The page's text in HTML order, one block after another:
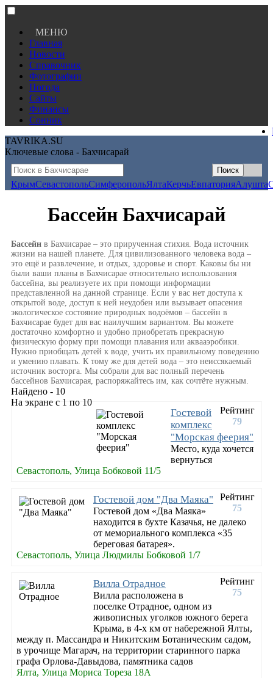
МЕНЮ
Главная
Новости
Справочник
Фотографии
Погода
Сайты
Финансы
Сонник
TAVRIKA.SU
Ключевые слова - Бахчисарай
КрымСевастопольСимферопольЯлтаКерчьЕвпаторияАлушта
Бассейн Бахчисарай
Бассейн в Бахчисарае – это прирученная стихия. Вода источник
жизни на нашей планете. Для цивилизованного человека вода –
это ещё и развлечение, и отдых, здоровье и спорт. Каковы бы ни
были ваши планы в Бахчисарае относительно использования
бассейна, вы реализуете их при помощи информации
представленной на данной странице. Если у вас нет доступа к
открытой воде, доступ к ней неудобен или вызывает опасения
экологическое состояние природных водоёмов – бассейн в
Бахчисарае будет для вас наилучшим вариантом. Вы можете
достаточно комфортно и удобно приобретать прекрасную
физическую форму при помощи плавания или аквааэробики.
Нужно приобщать детей к воде, учить их правильному поведению
и умению плавать. К тому же для детей вода – это неиссякаемый
источник восторга. Мы собрали для вас полный перечень
бассейнов Бахчисарая, распоряжайтесь им, как сочтёте нужным.
Найдено - 10
На экране с 1 по 10
Рейтинг
79
Гостевой
комплекс
"Морская феерия"
Место, куда хочется
вернуться
Севастополь, Улица Бобковой 11/5
Рейтинг
75
Гостевой дом "Два Маяка"
Гостевой дом «Два Маяка»
находится в бухте Казачья, не далеко
от мемориального комплекса «35
береговая батарея».
Севастополь, Улица Людмилы Бобковой 1/7
Рейтинг
75
Вилла Отрадное
Вилла расположена в
поселке Отрадное, одном из
живописных уголков южного берега
Крыма, в 4-х км от набережной Ялты,
между п. Массандра и Никитским Ботаническим садом,
в урочище Магарач, на территории старинного парка
графа Орлова-Давыдова, памятника садов
Ялта, Улица Мориса Тореза 18А